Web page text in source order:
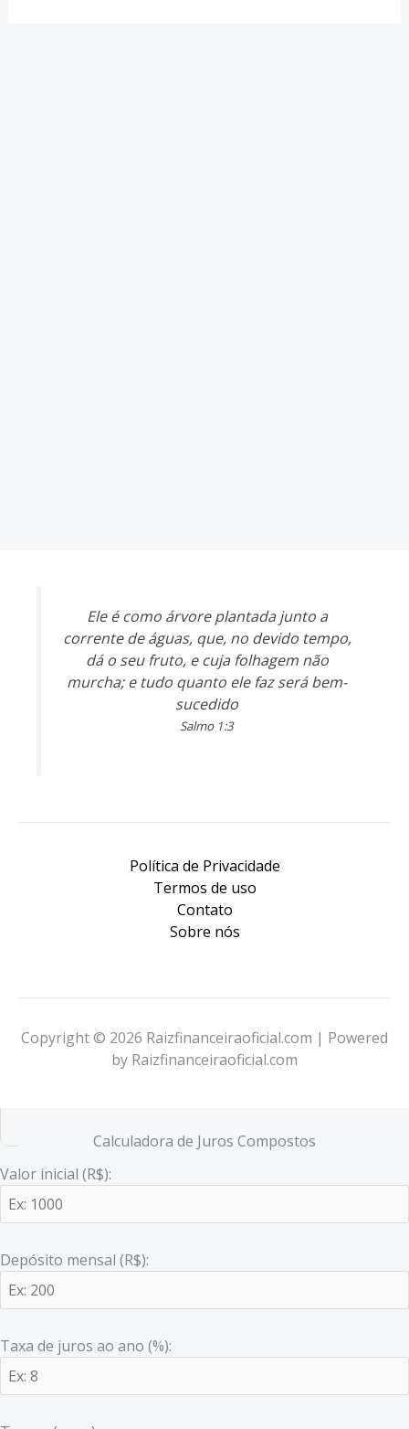
Ele é como árvore plantada junto a
corrente de águas, que, no devido tempo,
dá o seu fruto, e cuja folhagem não
murcha; e tudo quanto ele faz será bem-
sucedido
Salmo 1:3
Política de Privacidade
Termos de uso
Contato
Sobre nós
Copyright © 2026 Raizfinanceiraoficial.com | Powered
by Raizfinanceiraoficial.com
Calculadora de Juros Compostos
Valor inicial (R$):
Depósito mensal (R$):
Taxa de juros ao ano (%):